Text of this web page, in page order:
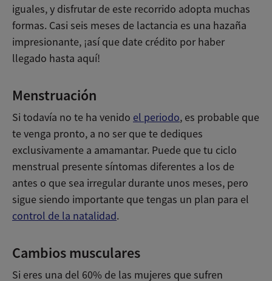
iguales, y disfrutar de este recorrido adopta muchas
formas. Casi seis meses de lactancia es una hazaña
impresionante, ¡así que date crédito por haber
llegado hasta aquí!
Menstruación
Si todavía no te ha venido el periodo, es probable que
te venga pronto, a no ser que te dediques
exclusivamente a amamantar. Puede que tu ciclo
menstrual presente síntomas diferentes a los de
antes o que sea irregular durante unos meses, pero
sigue siendo importante que tengas un plan para el
control de la natalidad.
Cambios musculares
Si eres una del 60% de las mujeres que sufren